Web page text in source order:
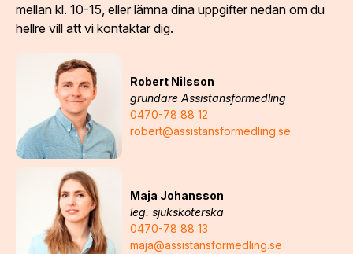
mellan kl. 10-15, eller lämna dina uppgifter nedan om du
hellre vill att vi kontaktar dig.
Robert Nilsson
grundare Assistansförmedling
0470-78 88 12
robert@assistansformedling.se
Maja Johansson
leg. sjuksköterska
0470-78 88 13
maja@assistansformedling.se